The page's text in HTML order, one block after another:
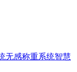
无感称重系统智慧